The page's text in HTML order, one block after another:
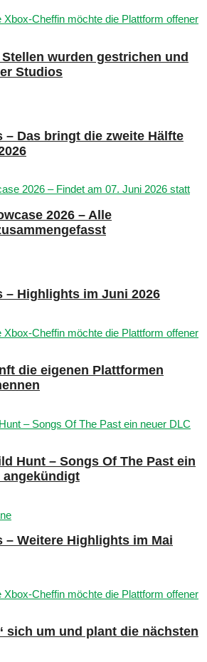
wurden gestrichen und
Studios
– Das bringt die zweite Hälfte
2026 – Alle
– Highlights im Juni 2026
die eigenen Plattformen
Hunt – Songs Of The Past ein
angekündigt
– Weitere Highlights im Mai
sich um und plant die nächsten